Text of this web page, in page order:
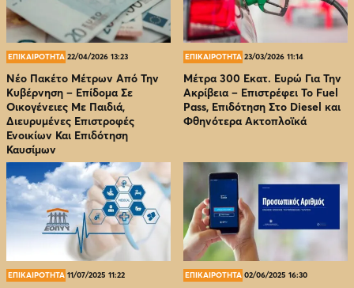
ΕΠΙΚΑΙΡΟΤΗΤΑ 22/04/2026 13:23
Νέο Πακέτο Μέτρων Από Την
Κυβέρνηση – Επίδομα Σε
Οικογένειες Με Παιδιά,
Διευρυμένες Επιστροφές
Ενοικίων Και Επιδότηση
Καυσίμων
ΕΠΙΚΑΙΡΟΤΗΤΑ 23/03/2026 11:14
Μέτρα 300 Εκατ. Ευρώ Για Την
Ακρίβεια – Επιστρέφει Το Fuel
Pass, Επιδότηση Στο Diesel και
Φθηνότερα Ακτοπλοϊκά
ΕΠΙΚΑΙΡΟΤΗΤΑ 11/07/2025 11:22 ΕΠΙΚΑΙΡΟΤΗΤΑ 02/06/2025 16:30